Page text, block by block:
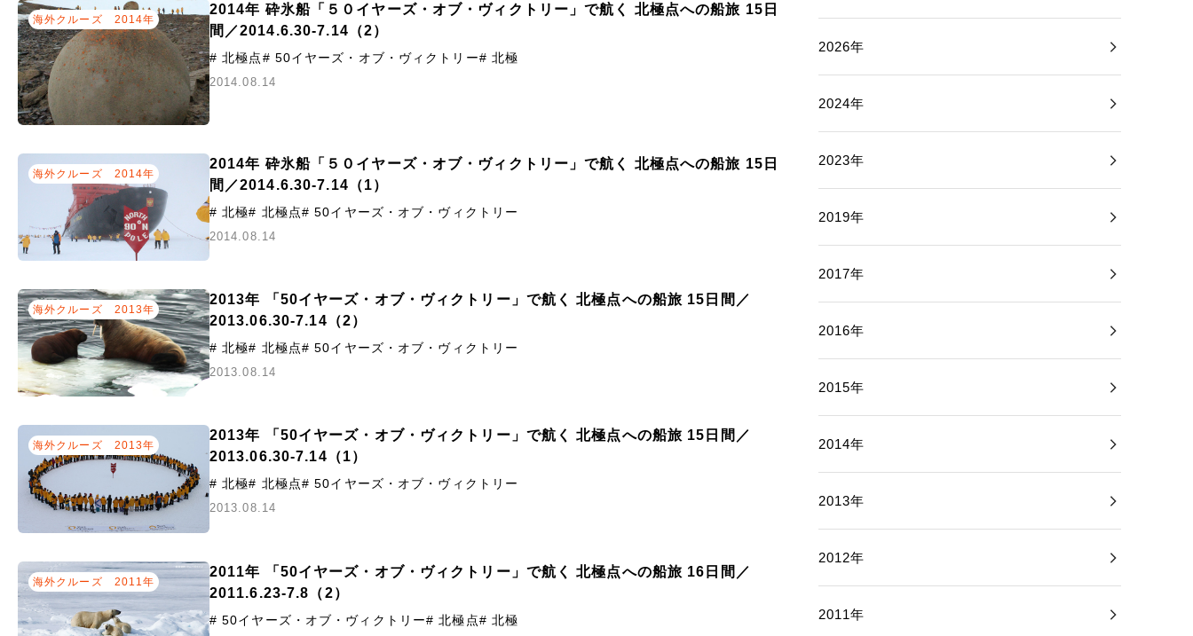
海外クルーズ 2014年
2014年 砕氷船「５０イヤーズ・オブ・ヴィクトリー」で航く 北極点への船旅 15日
間／2014.6.30-7.14（2）
# 北極点# 50イヤーズ・オブ・ヴィクトリー# 北極
2014.08.14
海外クルーズ 2014年
2014年 砕氷船「５０イヤーズ・オブ・ヴィクトリー」で航く 北極点への船旅 15日
間／2014.6.30-7.14（1）
# 北極# 北極点# 50イヤーズ・オブ・ヴィクトリー
2014.08.14
海外クルーズ 2013年
2013年 「50イヤーズ・オブ・ヴィクトリー」で航く 北極点への船旅 15日間／
2013.06.30-7.14（2）
# 北極# 北極点# 50イヤーズ・オブ・ヴィクトリー
2013.08.14
海外クルーズ 2013年
2013年 「50イヤーズ・オブ・ヴィクトリー」で航く 北極点への船旅 15日間／
2013.06.30-7.14（1）
# 北極# 北極点# 50イヤーズ・オブ・ヴィクトリー
2013.08.14
海外クルーズ 2011年
2011年 「50イヤーズ・オブ・ヴィクトリー」で航く 北極点への船旅 16日間／
2011.6.23-7.8（2）
# 50イヤーズ・オブ・ヴィクトリー# 北極点# 北極
2026年
2024年
2023年
2019年
2017年
2016年
2015年
2014年
2013年
2012年
2011年